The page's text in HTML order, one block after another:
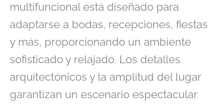
multifuncional está diseñado para
adaptarse a bodas, recepciones, fiestas
y más, proporcionando un ambiente
sofisticado y relajado. Los detalles
arquitectónicos y la amplitud del lugar
garantizan un escenario espectacular